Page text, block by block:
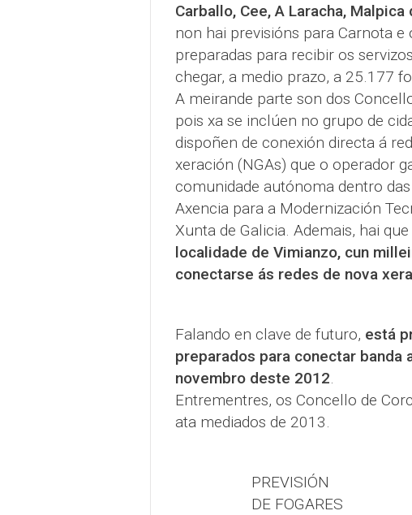
Carballo, Cee, A Laracha,
non hai previsións para Carnota
preparadas para recibir os
chegar, a medio prazo, a 25.177
A meirande parte son dos
pois xa se inclúen no grupo de
dispoñen de conexión directa á
xeración (NGAs) que o operador
comunidade autónoma dentro
Axencia para a Modernización
Xunta de Galicia. Ademais, hai
localidade de Vimianzo, cun
conectarse ás redes de nova
Falando en clave de futuro, está
preparados para conectar banda
novembro deste 2012
Entrementres, os Concello de
ata mediados de 2013.
PREVISIÓN
DE FOGARES